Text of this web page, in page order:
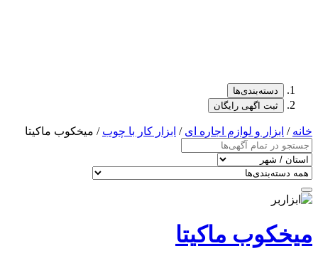
دسته‌بندی‌ها
ثبت اگهی رایگان
خانه/ ابزار و لوازم اجاره ای/ ابزار کار با چوب/ میخکوب ماکیتا
میخکوب ماکیتا